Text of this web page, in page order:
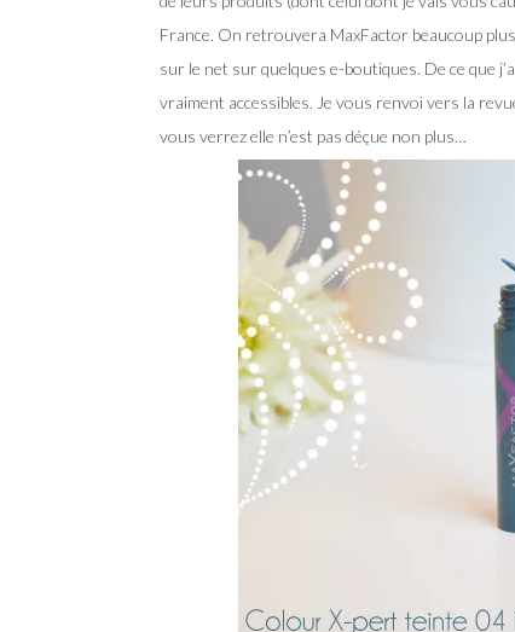
France. On retrouvera MaxFactor beaucoup
sur le net sur quelques e-boutiques. De ce que
vraiment accessibles. Je vous renvoi vers la
vous verrez elle n’est pas déçue non plus…